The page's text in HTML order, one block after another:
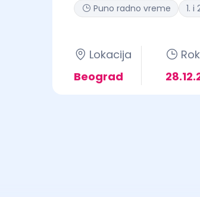
Lokacija
Beograd
Puno radno vreme 1. i